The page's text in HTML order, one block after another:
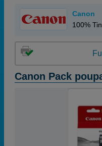
Canon
100%
Canon Pack